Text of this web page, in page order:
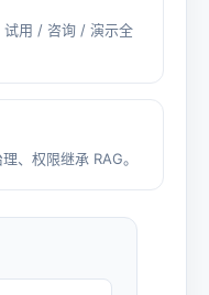
试用 / 咨询 / 演示全
、权限继承 RAG。